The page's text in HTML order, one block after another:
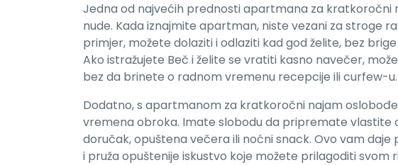
Jedna od najvećih prednosti apartmana za kratkoročni
nude. Kada iznajmite apartman, niste vezani za stroge
primjer, možete dolaziti i odlaziti kad god želite, bez
Ako istražujete Beč i želite se vratiti kasno navečer,
bez da brinete o radnom vremenu recepcije ili curfew-u.
Dodatno, s apartmanom za kratkoročni najam
vremena obroka. Imate slobodu da pripremate vlastite
doručak, opuštena večera ili noćni snack. Ovo vam
i pruža opuštenije iskustvo koje možete prilagoditi svom